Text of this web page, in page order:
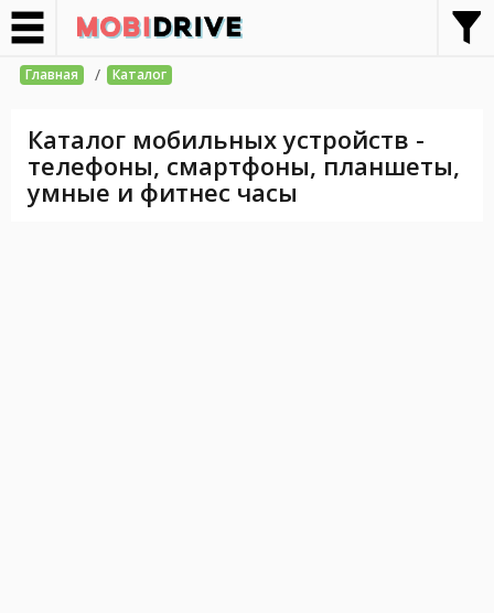
Главная / Каталог
Каталог мобильных устройств -
телефоны, смартфоны, планшеты,
умные и фитнес часы